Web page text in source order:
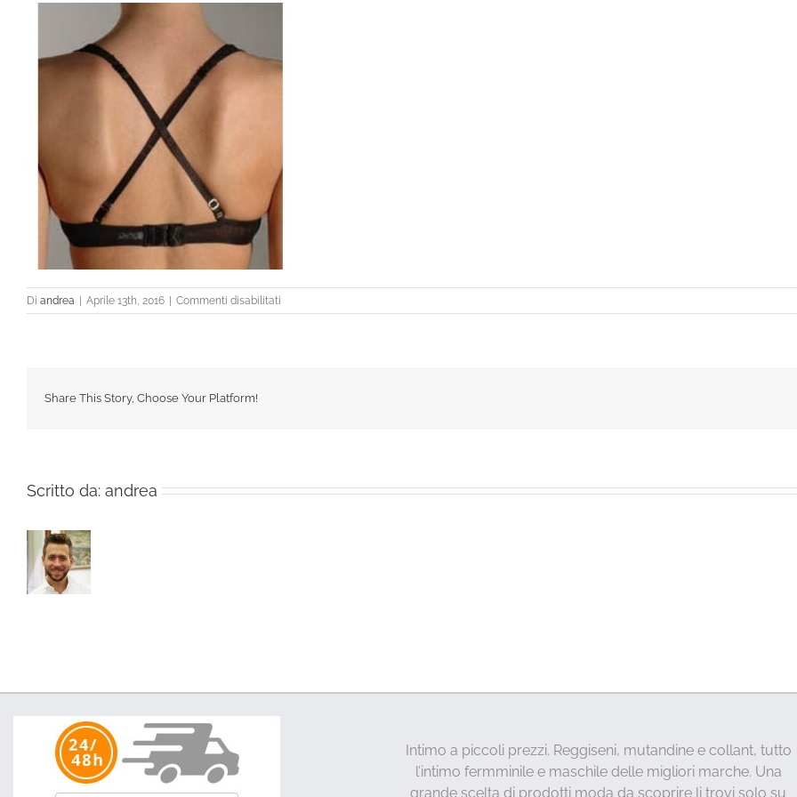
Di andrea | Aprile 13th, 2016 | Commenti disabilitati
39562
Share This Story, Choose Your Platform!
Scritto da: andrea
Intimo a piccoli prezzi. Reggiseni, mutandine e collant, tutto
l’intimo fermminile e maschile delle migliori marche. Una
grande scelta di prodotti moda da scoprire li trovi solo su